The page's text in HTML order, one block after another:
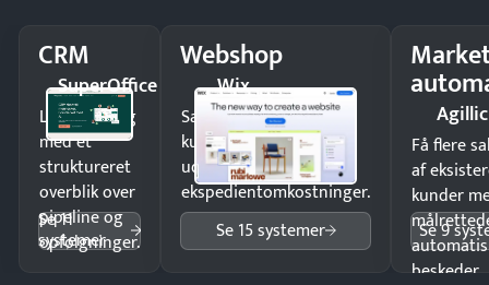
CRM
SuperOffice
Luk flere salg
med et
struktureret
overblik over
pipeline og
opfølgninger.
Se 11
systemer
Webshop
Wix
Sælg produkter 24/7 til
kunder i hele landet
uden
ekspedientomkostninger.
Se 15 systemer
Agillic
Få flere
af
kunder
beskeder.
Se 9